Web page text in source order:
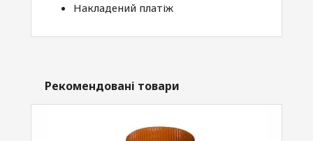
Накладений платіж
Рекомендовані товари